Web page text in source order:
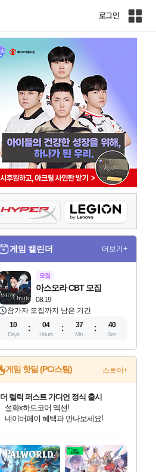
로그인
인
게임 캘린더 더보기+
모집
08.19
아스오라 CBT 모집
참가자 모집까지 남은 기간
10
Days
04
Hours
37
Min
39
Sec
게임 핫딜 (PC/스팀) 스토어+
최대 90% 할인가를 만나보세요!
네이버혜택과 함께 만나보세요!
50%할인&추가 적립까지!
네이버 포인트 혜택까지!
이니&베니 혜택까지!
네이버 혜택가와 함께 예약하세요!
할인&네이버혜택으로 만나보세요!
더 렐릭 퍼스트 가디언 정식 출시
설화x하드코어 액션!
네이버페이 혜택과 만나보세요!
40주년 프로모션으로 만나보세요!
할인가에 만나보세요!
일부 에디션 상시 할인!
혜택으로 예약 판매 중
편안하게 충전하세요